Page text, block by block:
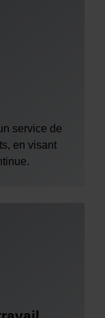
service de
en visant